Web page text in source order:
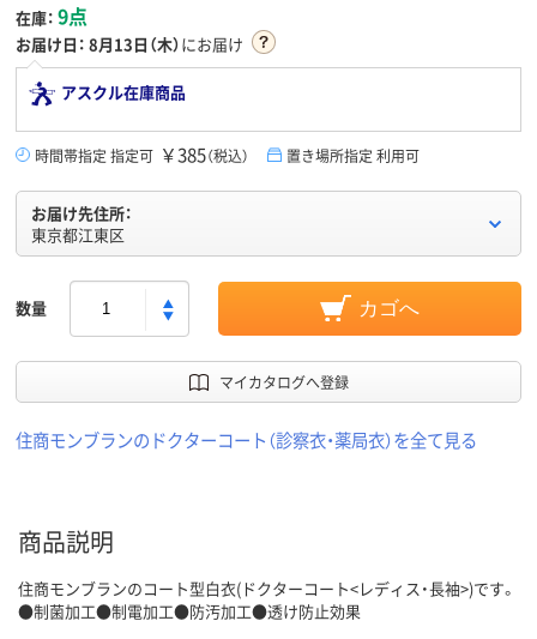
在庫： 9点
お届け日： 8月13日（木）にお届け
アスクル在庫商品
時間帯指定 指定可 ￥385（税込） 置き場所指定 利用可
お届け先住所：
東京都江東区
数量 カゴへ
マイカタログへ登録
住商モンブランのドクターコート（診察衣・薬局衣）を全て見る
商品説明
住商モンブランのコート型白衣(ドクターコート<レディス・長袖>)です。
●制菌加工●制電加工●防汚加工●透け防止効果